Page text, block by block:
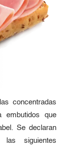
concentradas
embutidos que
Se declaran
siguientes